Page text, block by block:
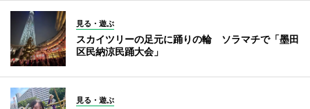
見る・遊ぶ
スカイツリーの足元に踊りの輪 ソラマチで「墨田
区民納涼民踊大会」
見る・遊ぶ